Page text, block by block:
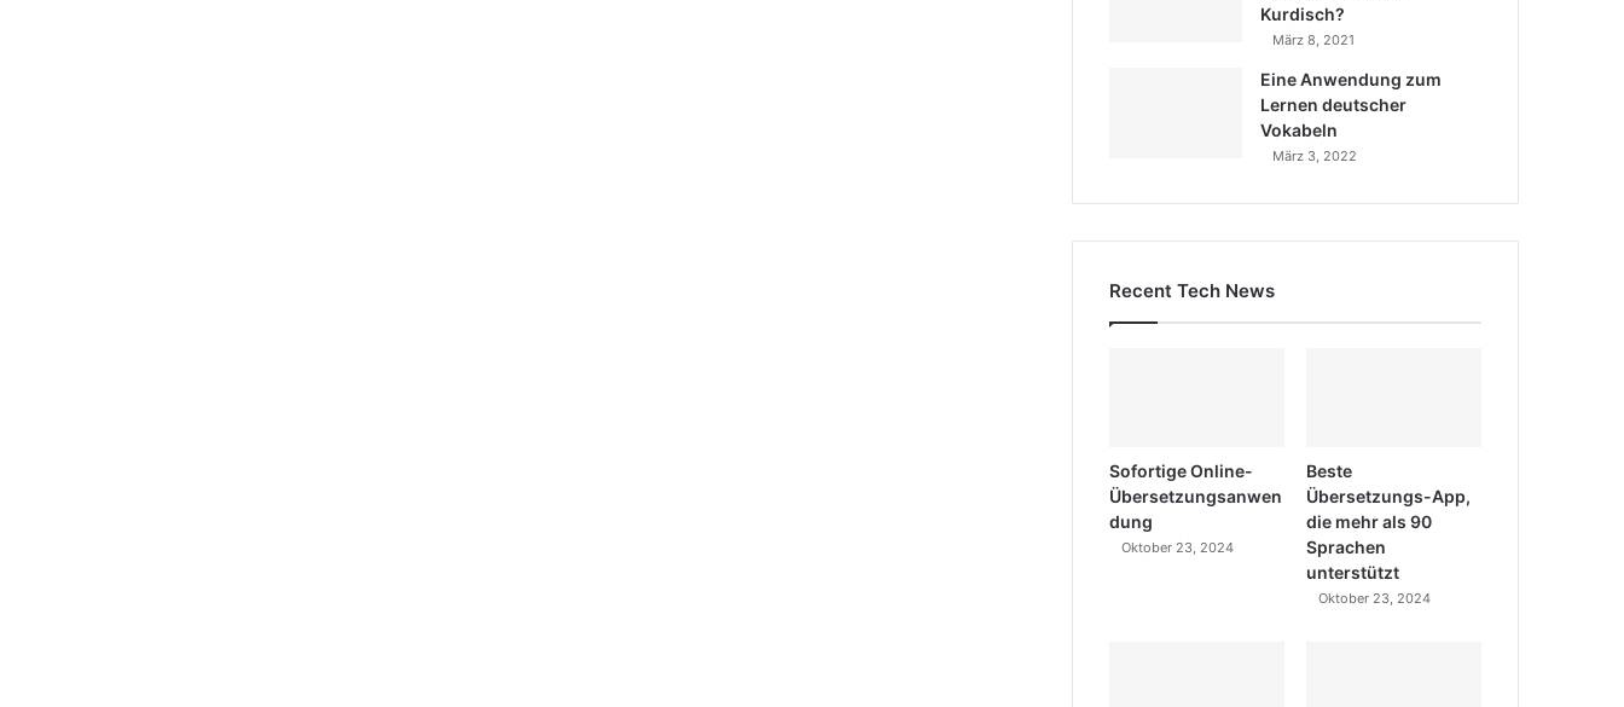
Kurdisch?
März 8, 2021
Eine Anwendung zum
Lernen deutscher
Vokabeln
März 3, 2022
Recent Tech News
Sofortige Online-
Übersetzungsanwen
dung
Oktober 23, 2024
Beste
Übersetzungs-App,
die mehr als 90
Sprachen
unterstützt
Oktober 23, 2024